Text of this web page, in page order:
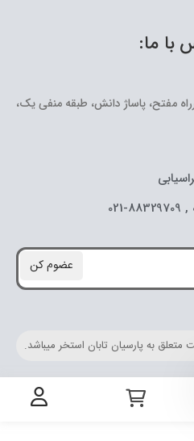
با ما:
مفتح، پاساژ دانش، طبقه منفی یک،
عضوم کن
به پارسیان تابان استخر میباشد.